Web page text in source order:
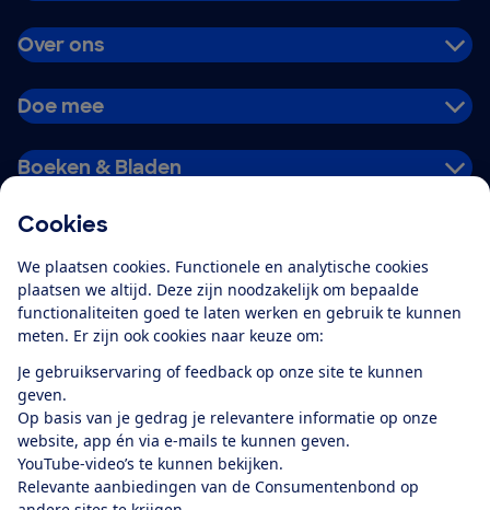
Cookies
We plaatsen cookies. Functionele en analytische cookies
plaatsen we altijd. Deze zijn noodzakelijk om bepaalde
functionaliteiten goed te laten werken en gebruik te kunnen
meten. Er zijn ook cookies naar keuze om:
Je gebruikservaring of feedback op onze site te kunnen
geven.
Op basis van je gedrag je relevantere informatie op onze
website, app én via e-mails te kunnen geven.
YouTube-video’s te kunnen bekijken.
Relevante aanbiedingen van de Consumentenbond op
Over ons
Doe mee
Boeken & Bladen
Alles over de
app
Algemene Voorwaarden
Privacyverklaring
Cookiebeleid
Privacyvoorkeuren
Toegankelijkheid